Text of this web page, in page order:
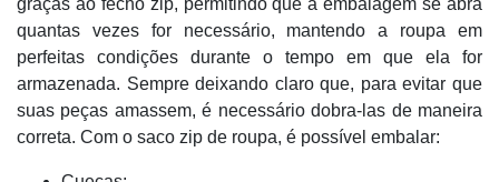
graças ao fecho zip, permitindo que a embalagem se abra
quantas vezes for necessário, mantendo a roupa em
perfeitas condições durante o tempo em que ela for
armazenada. Sempre deixando claro que, para evitar que
suas peças amassem, é necessário dobra-las de maneira
correta. Com o saco zip de roupa, é possível embalar: